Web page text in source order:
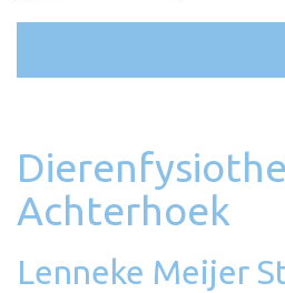
Achterhoek
Lenneke Meijer